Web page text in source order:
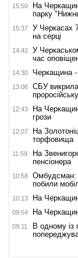
15:50
На
парку
15:37
У Черкасах
на серці
14:42
У
час
14:30 Черкащина -
13:06
СБУ
12:43
На
грози
12:07
На
торфовища
11:59
На
пенсіонера
10:58
Омбудсман:
побили
10:13 На
09:54 На
09:11
В одному із